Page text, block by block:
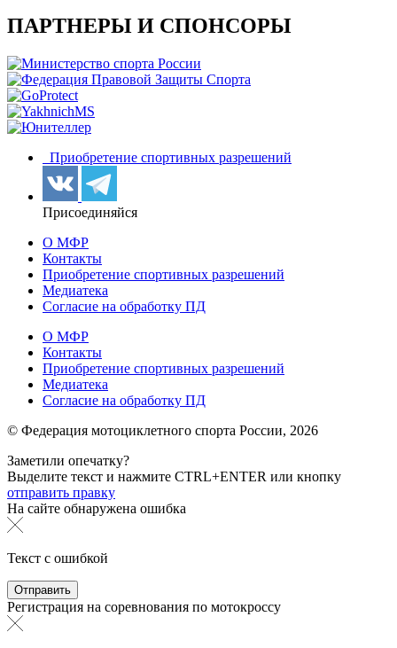
ПАРТНЕРЫ И СПОНСОРЫ
Приобретение спортивных разрешений
Присоединяйся
О МФР
Контакты
Приобретение спортивных разрешений
Медиатека
Согласие на обработку ПД
О МФР
Контакты
Приобретение спортивных разрешений
Медиатека
Согласие на обработку ПД
© Федерация мотоциклетного спорта России, 2026
Заметили опечатку?
Выделите текст и нажмите CTRL+ENTER или кнопку
отправить правку
На сайте обнаружена ошибка
Текст с ошибкой
Регистрация на соревнования по мотокроссу